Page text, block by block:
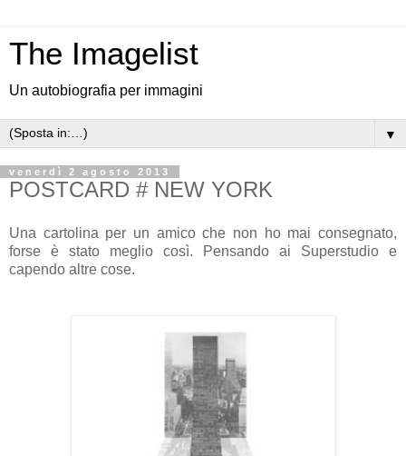
The Imagelist
Un autobiografia per immagini
▼
venerdì 2 agosto 2013
POSTCARD # NEW YORK
Una cartolina per un amico che non ho mai consegnato,
forse è stato meglio così. Pensando ai Superstudio e
capendo altre cose.